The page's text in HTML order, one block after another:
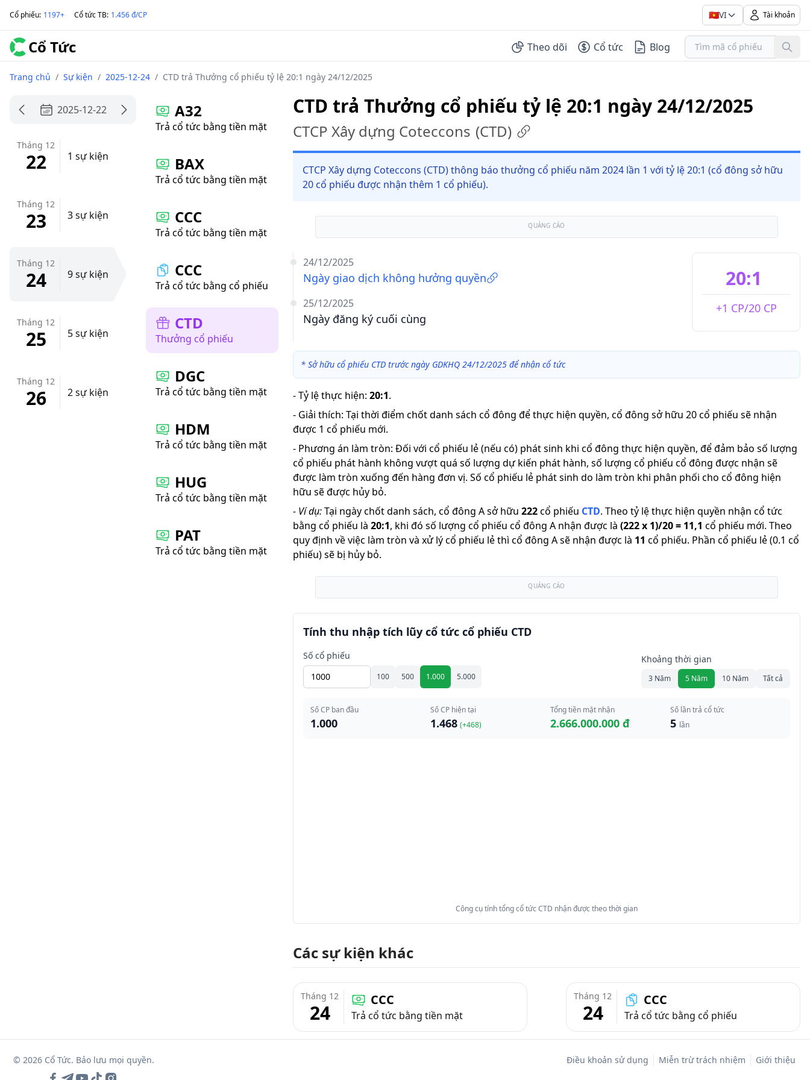
Cổ phiếu: 1197+ Cổ tức TB: 1.456 đ/CP 🇻🇳VI Tài khoản
Cổ Tức Theo dõi Cổ tức Blog
Trang chủ / Sự kiện / 2025-12-24 / CTD trả Thưởng cổ phiếu tỷ lệ 20:1 ngày 24/12/2025
2025-12-22
Tháng 12
22 1 sự kiện
Tháng 12
23 3 sự kiện
Tháng 12
24 9 sự kiện
Tháng 12
25 5 sự kiện
Tháng 12
26 2 sự kiện
A32
Trả cổ tức bằng tiền mặt
BAX
Trả cổ tức bằng tiền mặt
CCC
Trả cổ tức bằng tiền mặt
CCC
Trả cổ tức bằng cổ phiếu
CTD
Thưởng cổ phiếu
DGC
Trả cổ tức bằng tiền mặt
HDM
Trả cổ tức bằng tiền mặt
HUG
Trả cổ tức bằng tiền mặt
PAT
Trả cổ tức bằng tiền mặt
CTD trả Thưởng cổ phiếu tỷ lệ 20:1 ngày 24/12/2025
CTCP Xây dựng Coteccons (CTD)
CTCP Xây dựng Coteccons (CTD) thông báo thưởng cổ phiếu năm 2024 lần 1 với tỷ lệ 20:1 (cổ đông sở hữu
20 cổ phiếu được nhận thêm 1 cổ phiếu).
QUẢNG CÁO
24/12/2025
Ngày giao dịch không hưởng quyền
25/12/2025
Ngày đăng ký cuối cùng
20:1
+1 CP/20 CP
* Sở hữu cổ phiếu CTD trước ngày GDKHQ 24/12/2025 để nhận cổ tức
-Tỷ lệ thực hiện: 20:1.
- Giải thích: Tại thời điểm chốt danh sách cổ đông để thực hiện quyền, cổ đông sở hữu 20 cổ phiếu sẽ nhận
được 1 cổ phiếu mới.
- Phương án làm tròn: Đối với cổ phiếu lẻ (nếu có) phát sinh khi cổ đông thực hiện quyền, để đảm bảo số lượng
cổ phiếu phát hành không vượt quá số lượng dự kiến phát hành, số lượng cổ phiếu cổ đông được nhận sẽ
được làm tròn xuống đến hàng đơn vị. Số cổ phiếu lẻ phát sinh do làm tròn khi phân phối cho cổ đông hiện
hữu sẽ được hủy bỏ.
- Ví dụ:Tại ngày chốt danh sách, cổ đông A sở hữu 222cổ phiếu CTD. Theo tỷ lệ thực hiện quyền nhận cổ tức
bằng cổ phiếu là 20:1, khi đó số lượng cổ phiếu cổ đông A nhận được là (222x 1)/20= 11,1 cổ phiếu mới. Theo
quy định về việc làm tròn và xử lý cổ phiếu lẻ thì cổ đông A sẽ nhận được là 11 cổ phiếu. Phần cổ phiếu lẻ (0.1 cổ
phiếu) sẽ bị hủy bỏ.
QUẢNG CÁO
Tính thu nhập tích lũy cổ tức cổ phiếu CTD
Số cổ phiếu
100 500 1.000 5.000
Khoảng thời gian
3 Năm 5 Năm 10 Năm Tất cả
Số CP ban đầu
1.000
Số CP hiện tại
1.468 (+468)
Tổng tiền mặt nhận
2.666.000.000 đ
Số lần trả cổ tức
5 lần
Công cụ tính tổng cổ tức CTD nhận được theo thời gian
Các sự kiện khác
Tháng 12
24
CCC
Trả cổ tức bằng tiền mặt
Tháng 12
24
CCC
Trả cổ tức bằng cổ phiếu
© 2026 Cổ Tức. Bảo lưu mọi quyền. Điều khoản sử dụng Miễn trừ trách nhiệm Giới thiệu